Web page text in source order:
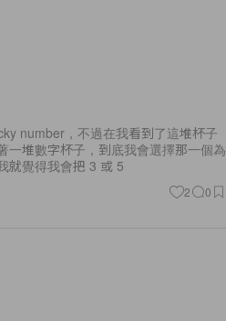
number，不過在我看到了這堆杯子
一堆數字杯子，到底我會選擇那一個為
就覺得我會把 3 或 5
2 0